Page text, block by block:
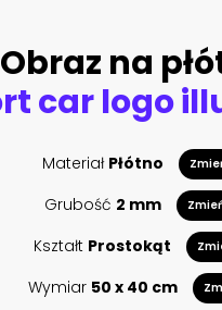
Obraz na
Materiał Płótno
Grubość 2 mm
Kształt Prostokąt
Wymiar 50 x 40 cm